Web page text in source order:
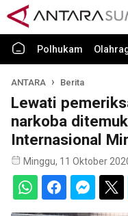
Polhukam
ANTARA Berita
Lewati
narkoba
Internasional
Minggu, 11 Oktober